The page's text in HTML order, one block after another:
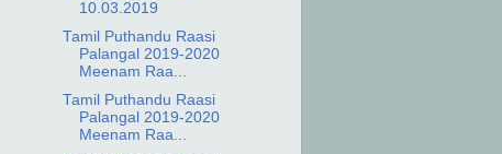
10.03.2019
Tamil Puthandu Raasi
Palangal 2019-2020
Meenam Raa...
Tamil Puthandu Raasi
Palangal 2019-2020
Meenam Raa...